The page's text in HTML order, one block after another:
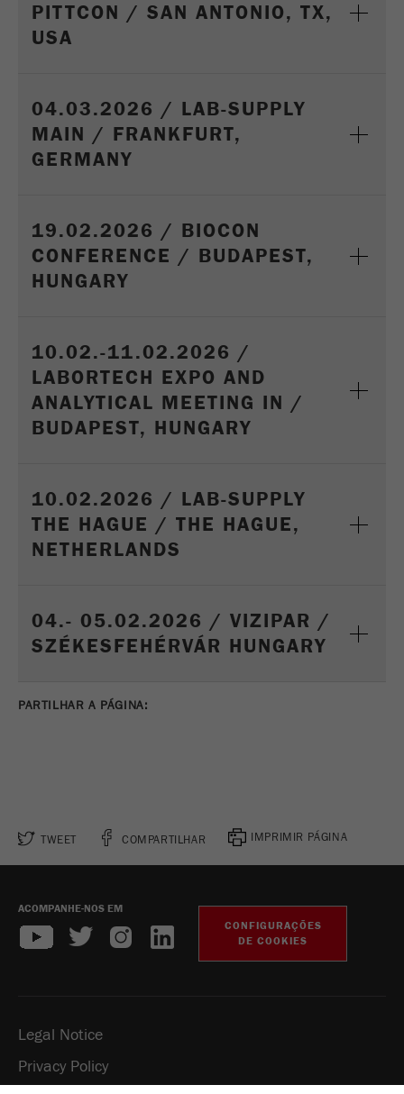
PITTCON / SAN ANTONIO, TX,
USA
04.03.2026 / LAB-SUPPLY
MAIN / FRANKFURT,
GERMANY
19.02.2026 / BIOCON
CONFERENCE / BUDAPEST,
HUNGARY
10.02.-11.02.2026 /
LABORTECH EXPO AND
ANALYTICAL MEETING IN /
BUDAPEST, HUNGARY
10.02.2026 / LAB-SUPPLY
THE HAGUE / THE HAGUE,
NETHERLANDS
04.- 05.02.2026 / VIZIPAR /
SZÉKESFEHÉRVÁR HUNGARY
PARTILHAR A PÁGINA:
TWEET COMPARTILHAR IMPRIMIR PÁGINA
ACOMPANHE-NOS EM
CONFIGURAÇÕES
DE COOKIES
Legal Notice
Privacy Policy